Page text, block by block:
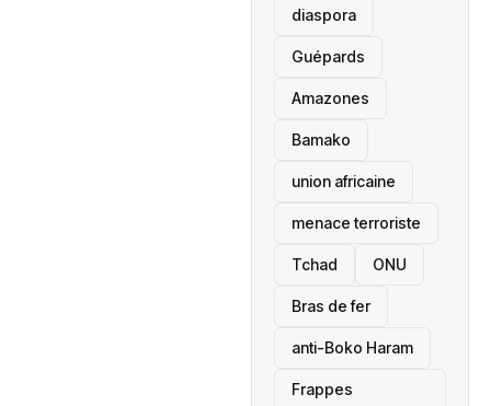
diaspora
Guépards
Amazones
Bamako
union africaine
menace terroriste
‎Tchad ONU
Bras de fer
anti-Boko Haram
Frappes